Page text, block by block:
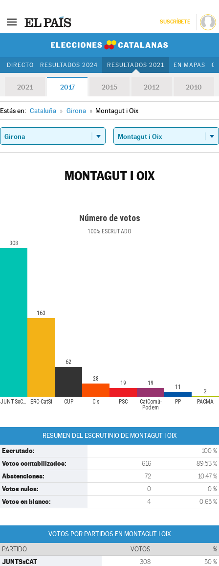
SUSCRÍBETE
DIRECTO RESULTADOS 2024 RESULTADOS 2021 EN MAPAS
2021 2017 2015 2012 2010
Estás en: Cataluña » Girona » Montagut i Oix
MONTAGUT I OIX
Número de votos
100% ESCRUTADO
JUNTSxCAT ERC-CatSí CUP C's PSC
CatComú-
Podem
PP PACMA
308
163
62
28
19 19
11
2
RESUMEN DEL ESCRUTINIO DE MONTAGUT I OIX
Escrutado: 100 %
Votos contabilizados: 616 89,53 %
Abstenciones: 72 10,47 %
Votos nulos: 0 0 %
Votos en blanco: 4 0,65 %
VOTOS POR PARTIDOS EN MONTAGUT I OIX
PARTIDO VOTOS %
JUNTSxCAT 308 50 %